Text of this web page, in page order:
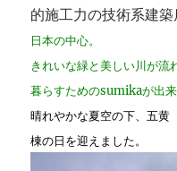
仕
に
的施工力の技術系建築
日本の中心。
きれいな緑と美しい川が流
暮らすためのsumikaが出来
晴れやかな夏空の下、五
棟の日を迎えました。